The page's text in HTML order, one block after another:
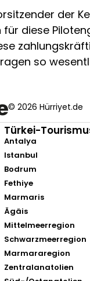
der
diese
so
© 2026 Hürriyet.de
Türkei-
Antalya
Istanbul
Bodrum
Fethiye
Marmaris
Ägäis
Mittelmeerregion
Schwarzmeerregion
Marmararegion
Zentralanatolien